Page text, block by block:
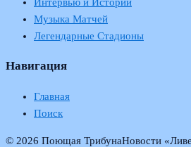
Музыка Матчей
Легендарные Стадионы
Навигация
Главная
Поиск
© 2026 Поющая ТрибунаНовости